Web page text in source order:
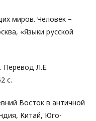
миров. Человек –
«Языки русской
Перевод Л.Е.
с.
Восток в античной
Китай, Юго-